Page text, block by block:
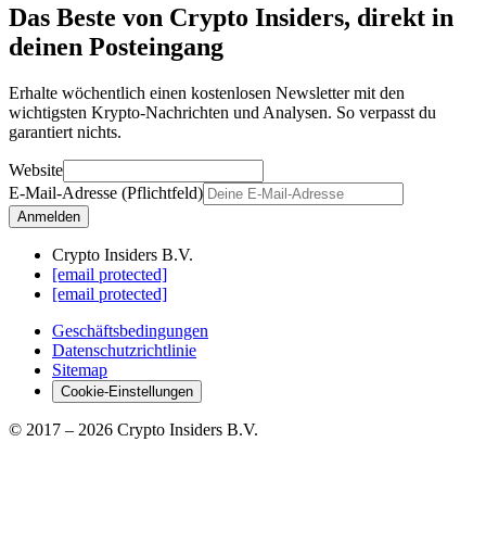
Das Beste von Crypto Insiders, direkt in
deinen Posteingang
Erhalte wöchentlich einen kostenlosen Newsletter mit den
wichtigsten Krypto-Nachrichten und Analysen. So verpasst du
garantiert nichts.
Website
E-Mail-Adresse (Pflichtfeld)
Anmelden
Crypto Insiders B.V.
[email protected]
[email protected]
Geschäftsbedingungen
Datenschutzrichtlinie
Sitemap
Cookie-Einstellungen
© 2017 – 2026 Crypto Insiders B.V.